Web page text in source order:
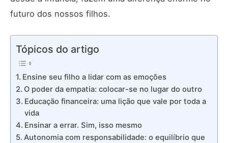
futuro dos nossos filhos.
Tópicos do artigo
Ensine seu filho a lidar com as emoções
O poder da empatia: colocar-se no lugar do outro
Educação financeira: uma lição que vale por toda a
vida
Ensinar a errar. Sim, isso mesmo
Autonomia com responsabilidade: o equilíbrio que